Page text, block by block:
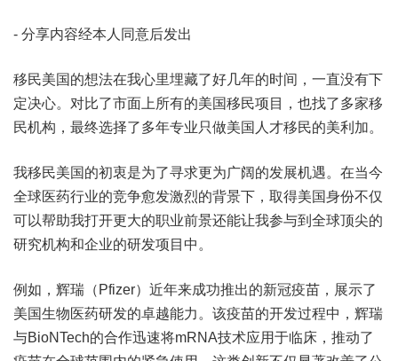
- 分享内容经本人同意后发出
移民美国的想法在我心里埋藏了好几年的时间，一直没有下
定决心。对比了市面上所有的美国移民项目，也找了多家移
民机构，最终选择了多年专业只做美国人才移民的美利加。
我移民美国的初衷是为了寻求更为广阔的发展机遇。在当今
全球医药行业的竞争愈发激烈的背景下，取得美国身份不仅
可以帮助我打开更大的职业前景还能让我参与到全球顶尖的
研究机构和企业的研发项目中。
例如，辉瑞（Pfizer）近年来成功推出的新冠疫苗，展示了
美国生物医药研发的卓越能力。该疫苗的开发过程中，辉瑞
与BioNTech的合作迅速将mRNA技术应用于临床，推动了